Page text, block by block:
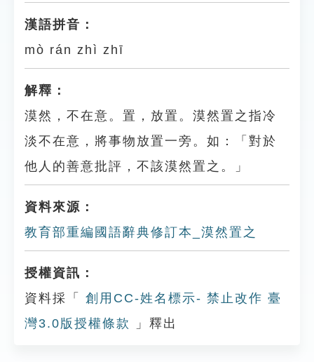
漢語拼音：
mò rán zhì zhī
解釋：
漠然，不在意。置，放置。漠然置之指冷
淡不在意，將事物放置一旁。如：「對於
他人的善意批評，不該漠然置之。」
資料來源：
教育部重編國語辭典修訂本_漠然置之
授權資訊：
資料採「
創用CC-姓名標示- 禁止改作 臺
灣3.0版授權條款
」釋出